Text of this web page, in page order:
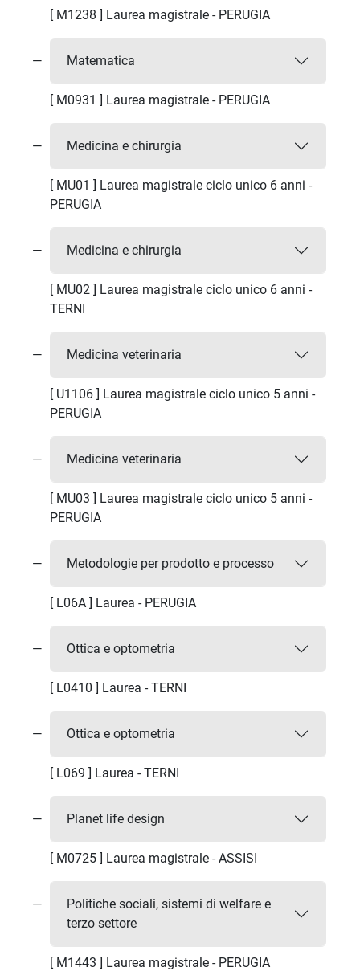
[ M1238 ] Laurea magistrale - PERUGIA
Matematica
[ M0931 ] Laurea magistrale - PERUGIA
Medicina e chirurgia
[ MU01 ] Laurea magistrale ciclo unico 6 anni -
PERUGIA
Medicina e chirurgia
[ MU02 ] Laurea magistrale ciclo unico 6 anni -
TERNI
Medicina veterinaria
[ U1106 ] Laurea magistrale ciclo unico 5 anni -
PERUGIA
Medicina veterinaria
[ MU03 ] Laurea magistrale ciclo unico 5 anni -
PERUGIA
Metodologie per prodotto e processo
[ L06A ] Laurea - PERUGIA
Ottica e optometria
[ L0410 ] Laurea - TERNI
Ottica e optometria
[ L069 ] Laurea - TERNI
Planet life design
[ M0725 ] Laurea magistrale - ASSISI
Politiche sociali, sistemi di welfare e
terzo settore
[ M1443 ] Laurea magistrale - PERUGIA